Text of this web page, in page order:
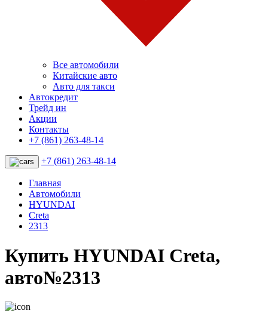
Все автомобили
Китайские авто
Авто для такси
Автокредит
Трейд ин
Акции
Контакты
+7 (861) 263-48-14
+7 (861) 263-48-14
Главная
Автомобили
HYUNDAI
Creta
2313
Купить HYUNDAI Creta,
авто№2313